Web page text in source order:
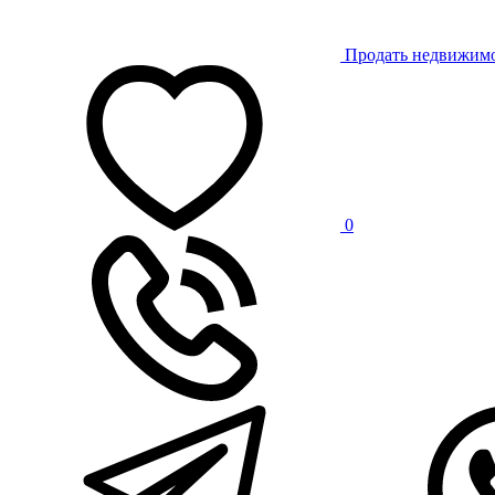
Продать
0